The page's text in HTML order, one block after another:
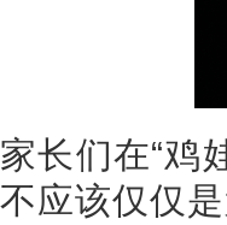
家长们在“鸡
不应该仅仅